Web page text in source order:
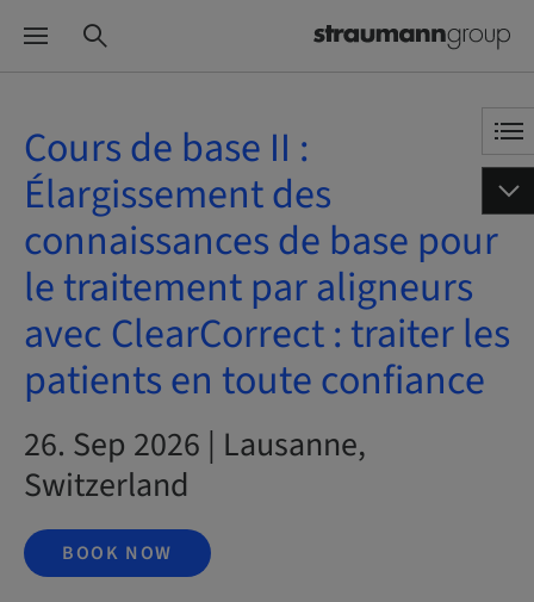
Cours de base II :
Élargissement des
connaissances de base pour
le traitement par aligneurs
avec ClearCorrect : traiter les
patients en toute confiance
26. Sep 2026 | Lausanne,
Switzerland
BOOK NOW